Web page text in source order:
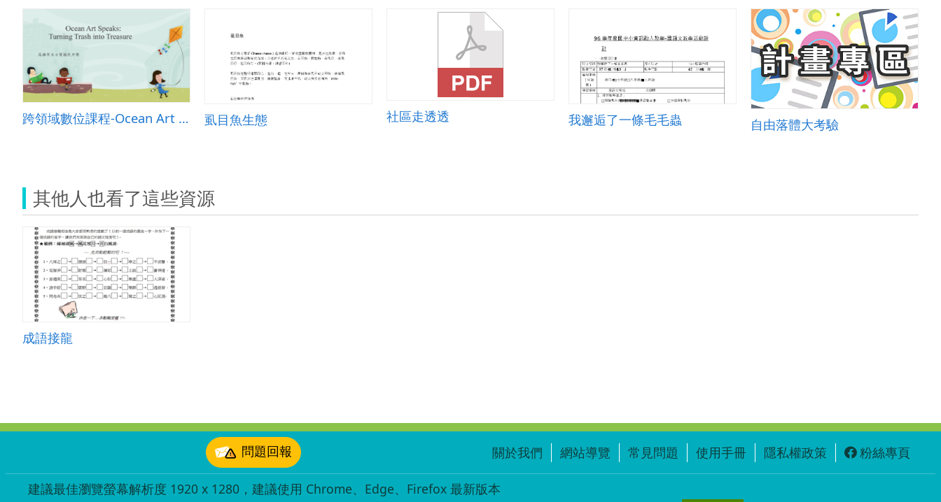
跨領域數位課程-Ocean Art Speaks: Turning Trash into Treasure 虱目魚生態 社區走透透 我邂逅了一條毛毛蟲 自由落體大考驗
其他人也看了這些資源
成語接龍
問題回報 關於我們 網站導覽 常見問題 使用手冊 隱私權政策 粉絲專頁
建議最佳瀏覽螢幕解析度 1920 x 1280，建議使用 Chrome、Edge、Firefox 最新版本